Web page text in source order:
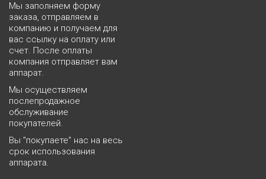
Мы заполняем форму
заказа, отправляем в
компанию и получаем для
вас ссылку на оплату или
счет. После оплаты
компания отправляет вам
аппарат.
Мы осуществляем
послепродажное
обслуживание
покупателей.
Вы "покупаете" нас на весь
срок использования
аппарата.